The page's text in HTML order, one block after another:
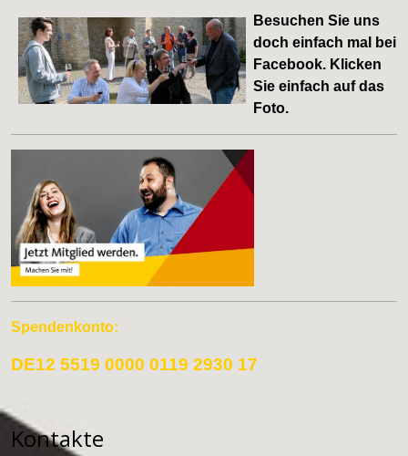
Besuchen Sie uns
doch einfach mal bei
Facebook. Klicken
Sie einfach auf das
Foto.
Spendenkonto:
DE12 5519 0000 0119 2930 17
Kontakte